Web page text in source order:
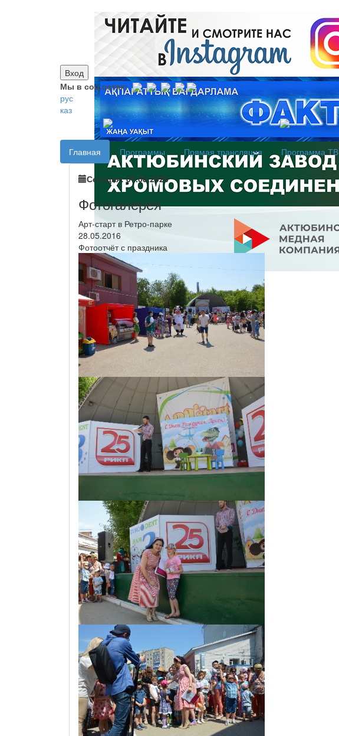
Вход
Мы в соц.сетях:
рус
каз
Главная Программы Прямая трансляция Программа ТВ
Сегодня: 07.08.2026
Фотогалерея
Арт-старт в Ретро-парке
28.05.2016
Фотоотчёт с праздника